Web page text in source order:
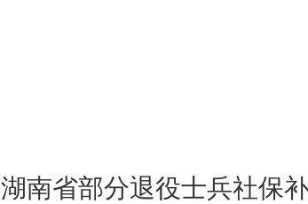
湖南省部分退役士兵社保